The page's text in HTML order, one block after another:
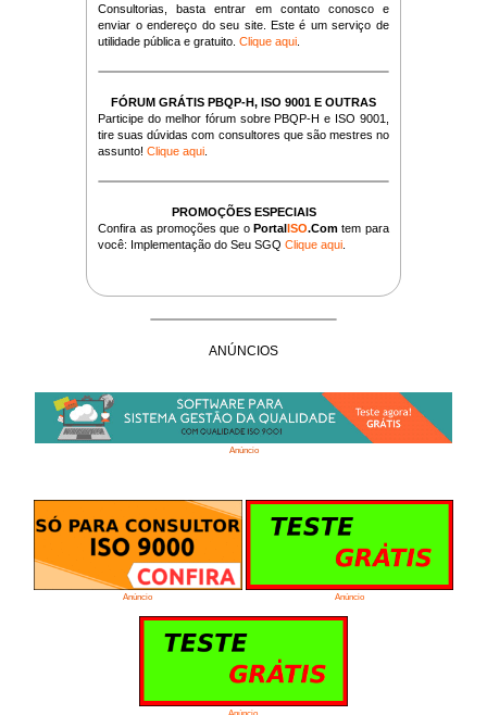
Consultorias, basta entrar em contato conosco e
enviar o endereço do seu site. Este é um serviço de
utilidade pública e gratuito.Clique aqui
FÓRUM GRÁTIS PBQP-H, ISO 9001 E OUTRAS
Participe do melhor fórum sobre PBQP-H e ISO 9001,
tire suas dúvidas com consultores que são mestres no
assunto!Clique aqui
PROMOÇÕES ESPECIAIS
Confira as promoções que oPortalISO.Com tem para
você: Implementação do Seu SGQClique aqui
ANÚNCIOS
Anúncio
Anúncio Anúncio
Anúncio